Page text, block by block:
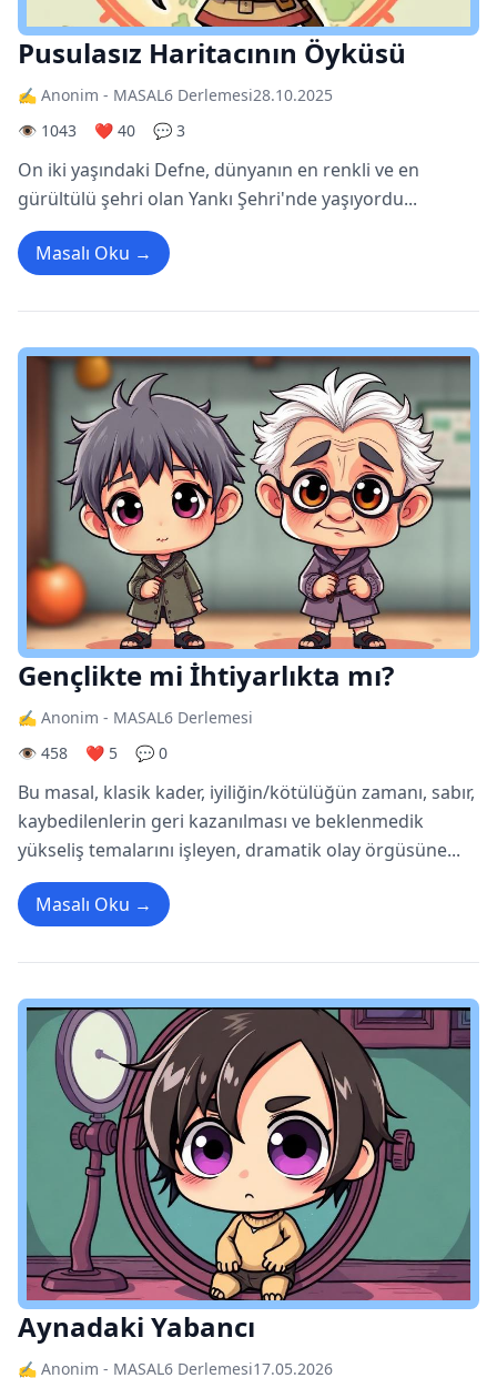
Pusulasız Haritacının Öyküsü
✍️ Anonim - MASAL6 Derlemesi28.10.2025
👁️ 1043
❤️ 40 💬 3
On iki yaşındaki Defne, dünyanın en renkli ve en
gürültülü şehri olan Yankı Şehri'nde yaşıyordu...
Masalı Oku →
Gençlikte mi İhtiyarlıkta mı?
✍️ Anonim - MASAL6 Derlemesi
👁️ 458
❤️ 5 💬 0
Bu masal, klasik kader, iyiliğin/kötülüğün zamanı, sabır,
kaybedilenlerin geri kazanılması ve beklenmedik
yükseliş temalarını işleyen, dramatik olay örgüsüne...
Masalı Oku →
Aynadaki Yabancı
✍️ Anonim - MASAL6 Derlemesi17.05.2026